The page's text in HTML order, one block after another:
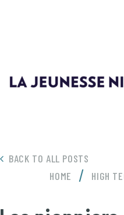
BACK TO ALL POSTS
HOME
/ HIGH